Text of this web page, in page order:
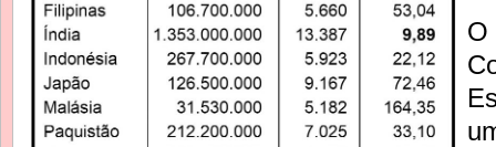
O